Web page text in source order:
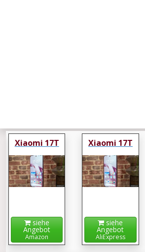
Xiaomi 17T
siehe
Angebot
Amazon
Xiaomi 17T
siehe
Angebot
AliExpress